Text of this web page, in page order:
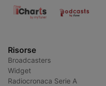
Risorse
Broadcasters
Widget
Radiocronaca Serie A